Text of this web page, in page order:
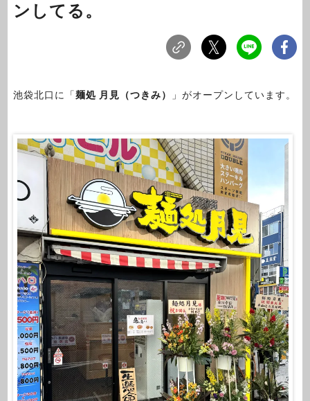
ンしてる。
池袋北口に「麺処 月見（つきみ） 」がオープンしています。